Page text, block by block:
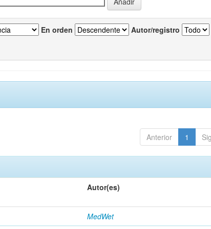
En orden Autor/registro
Anterior 1
Autor(es)
MedWet